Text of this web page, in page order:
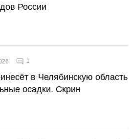
России
1
в Челябинскую область
осадки. Скрин